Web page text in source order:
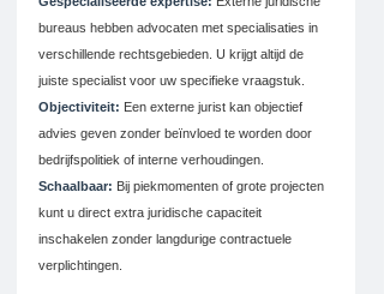
bureaus hebben advocaten met specialisaties in
verschillende rechtsgebieden. U krijgt altijd de
juiste specialist voor uw specifieke vraagstuk.
Objectiviteit: Een externe jurist kan objectief
advies geven zonder beïnvloed te worden door
bedrijfspolitiek of interne verhoudingen.
Schaalbaar: Bij piekmomenten of grote projecten
kunt u direct extra juridische capaciteit
inschakelen zonder langdurige contractuele
verplichtingen.